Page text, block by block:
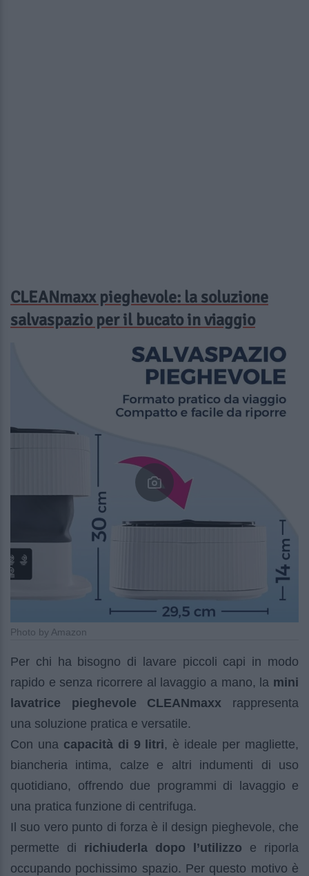
CLEANmaxx pieghevole: la soluzione
salvaspazio per il bucato in viaggio
Photo by Amazon
Per chi ha bisogno di lavare piccoli capi in modo
rapido e senza ricorrere al lavaggio a mano, la mini
lavatrice pieghevole CLEANmaxx rappresenta
una soluzione pratica e versatile.
Con una capacità di 9 litri, è ideale per magliette,
biancheria intima, calze e altri indumenti di uso
quotidiano, offrendo due programmi di lavaggio e
una pratica funzione di centrifuga.
Il suo vero punto di forza è il design pieghevole, che
permette di richiuderla dopo l’utilizzo e riporla
occupando pochissimo spazio. Per questo motivo è